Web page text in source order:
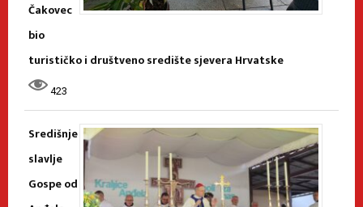
Čakovec
bio
turističko i društveno središte sjevera Hrvatske
423
Središnje
slavlje
Gospe od